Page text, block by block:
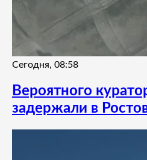
Сегодня, 08:58
Вероятного
задержали в